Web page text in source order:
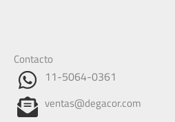
Contacto
11-5064-0361
ventas@degacor.com